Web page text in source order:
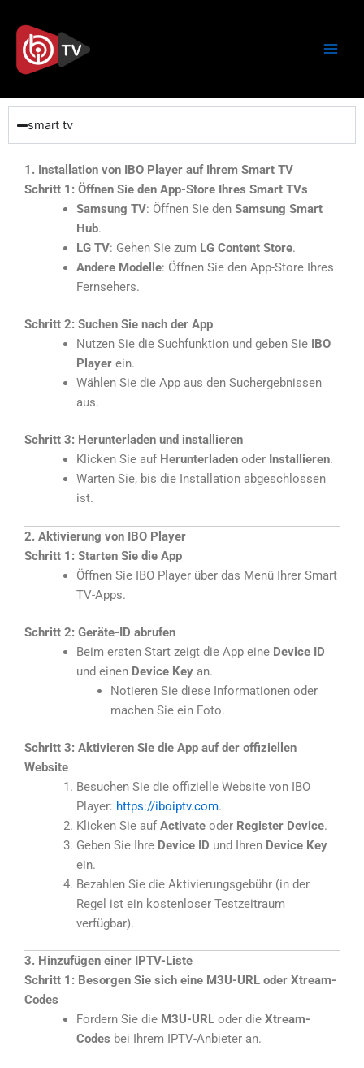
Inhalt
springen
smart tv
1. Installation von IBO Player auf Ihrem Smart TV
Schritt 1: Öffnen Sie den App-Store Ihres Smart TVs
Samsung TV: Öffnen Sie den Samsung Smart
Hub.
LG TV: Gehen Sie zum LG Content Store.
Andere Modelle: Öffnen Sie den App-Store Ihres
Fernsehers.
Schritt 2: Suchen Sie nach der App
Nutzen Sie die Suchfunktion und geben Sie IBO
Playerein.
Wählen Sie die App aus den Suchergebnissen
aus.
Schritt 3: Herunterladen und installieren
Klicken Sie auf Herunterladenoder Installieren.
Warten Sie, bis die Installation abgeschlossen
ist.
2. Aktivierung von IBO Player
Schritt 1: Starten Sie die App
Öffnen Sie IBO Player über das Menü Ihrer Smart
TV-Apps.
Schritt 2: Geräte-ID abrufen
Beim ersten Start zeigt die App eine Device ID
und einen Device Keyan.
Notieren Sie diese Informationen oder
machen Sie ein Foto.
Schritt 3: Aktivieren Sie die App auf der offiziellen
Website
Besuchen Sie die offizielle Website von IBO
Player: https://iboiptv.com.
Klicken Sie aufActivateoder Register Device.
Geben Sie Ihre Device ID und Ihren Device Key
ein.
Bezahlen Sie die Aktivierungsgebühr (in der
Regel ist ein kostenloser Testzeitraum
verfügbar).
3. Hinzufügen einer IPTV-Liste
Schritt 1: Besorgen Sie sich eine M3U-URL oder Xtream-
Codes
Fordern Sie die M3U-URLoder die Xtream-
Codes bei Ihrem IPTV-Anbieter an.